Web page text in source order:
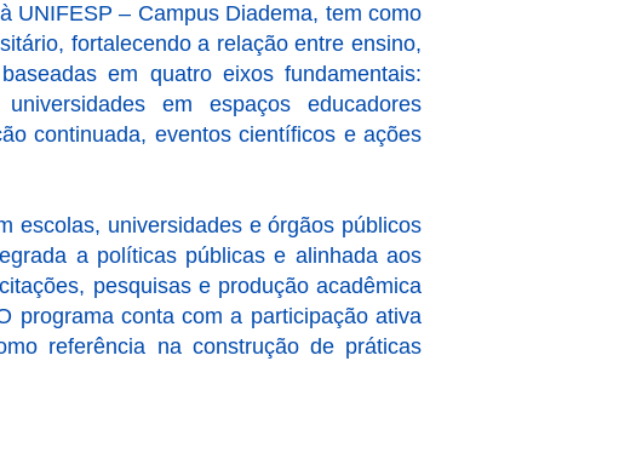
UNIFESP – Campus Diadema, tem como
fortalecendo a relação entre ensino,
em quatro eixos fundamentais:
em espaços educadores
continuada, eventos científicos e ações
escolas, universidades e órgãos públicos
a políticas públicas e alinhada aos
pesquisas e produção acadêmica
programa conta com a participação ativa
referência na construção de práticas